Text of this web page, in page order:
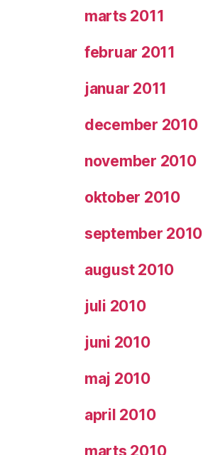
marts 2011
februar 2011
januar 2011
december 2010
november 2010
oktober 2010
september 2010
august 2010
juli 2010
juni 2010
maj 2010
april 2010
marts 2010